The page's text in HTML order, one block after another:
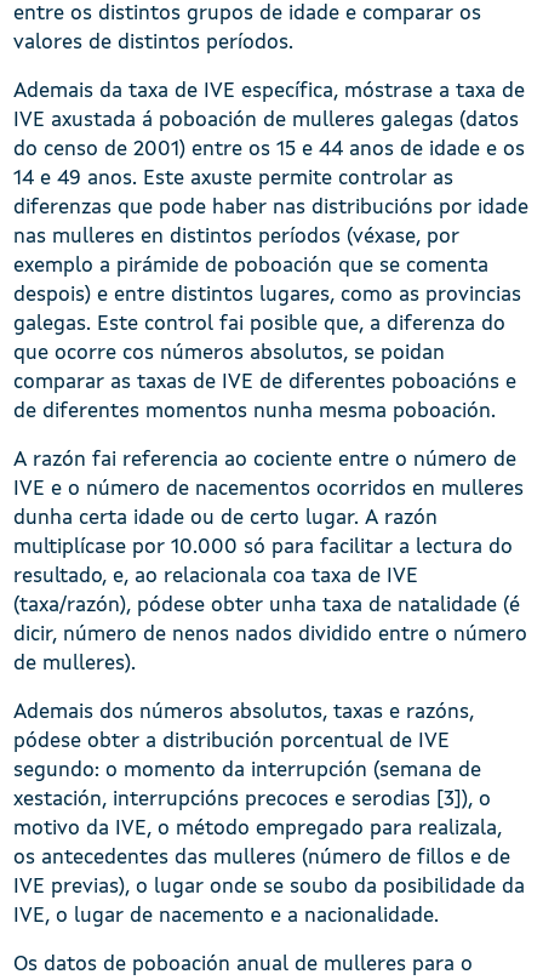
entre os distintos grupos de idade e comparar os
valores de distintos períodos.
Ademais da taxa de IVE específica, móstrase a taxa de
IVE axustada á poboación de mulleres galegas (datos
do censo de 2001) entre os 15 e 44 anos de idade e os
14 e 49 anos. Este axuste permite controlar as
diferenzas que pode haber nas distribucións por idade
nas mulleres en distintos períodos (véxase, por
exemplo a pirámide de poboación que se comenta
despois) e entre distintos lugares, como as provincias
galegas. Este control fai posible que, a diferenza do
que ocorre cos números absolutos, se poidan
comparar as taxas de IVE de diferentes poboacións e
de diferentes momentos nunha mesma poboación.
A razón fai referencia ao cociente entre o número de
IVE e o número de nacementos ocorridos en mulleres
dunha certa idade ou de certo lugar. A razón
multiplícase por 10.000 só para facilitar a lectura do
resultado, e, ao relacionala coa taxa de IVE
(taxa/razón), pódese obter unha taxa de natalidade (é
dicir, número de nenos nados dividido entre o número
de mulleres).
Ademais dos números absolutos, taxas e razóns,
pódese obter a distribución porcentual de IVE
segundo: o momento da interrupción (semana de
xestación, interrupcións precoces e serodias [3]), o
motivo da IVE, o método empregado para realizala,
os antecedentes das mulleres (número de fillos e de
IVE previas), o lugar onde se soubo da posibilidade da
IVE, o lugar de nacemento e a nacionalidade.
Os datos de poboación anual de mulleres para o